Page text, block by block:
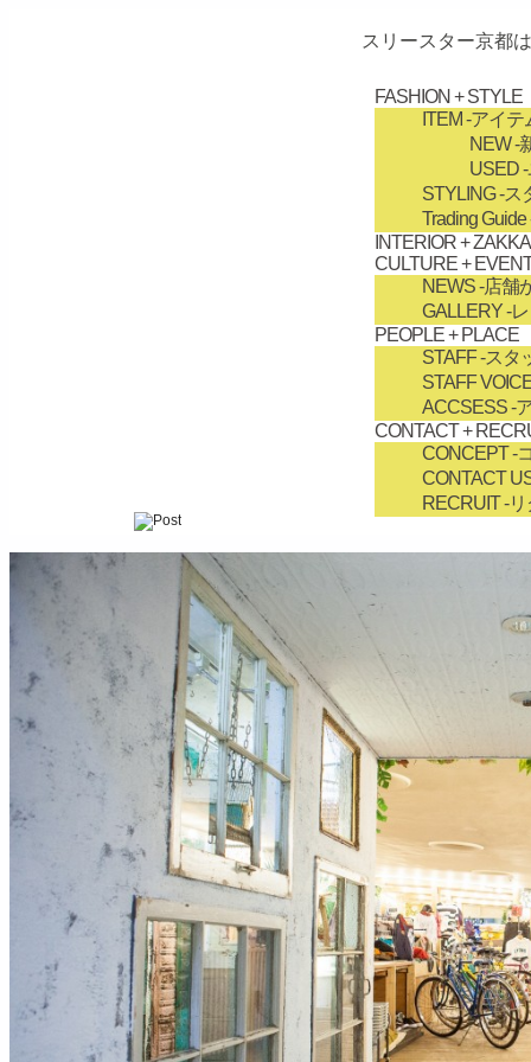
スリースター京都
FASHION + STYLE
ITEM -アイテ
NEW-
USED
STYLING-ス
Trading Guide
INTERIOR + ZAKKA
CULTURE +
NEWS-店舗
GALLERY-
PEOPLE + PLACE
STAFF-スタ
STAFF
ACCSESS-
CONTACT +
CONCEPT-
CONTACT
RECRUIT-リ
займ на карту онлайн без отказа